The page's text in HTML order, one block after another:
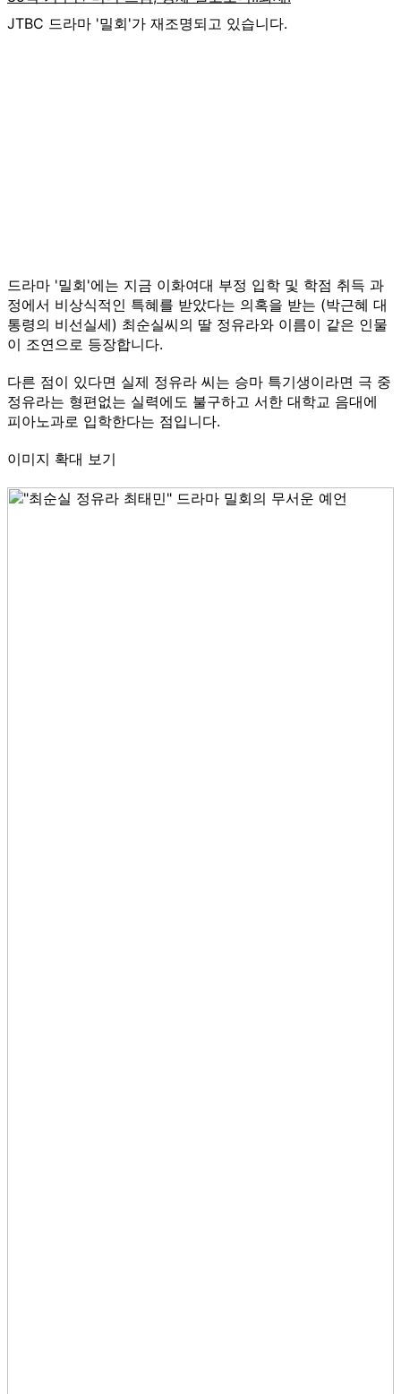
JTBC 드라마 '밀회'가 재조명되고 있습니다.
드라마 '밀회'에는 지금 이화여대 부정 입학 및 학점 취득 과
정에서 비상식적인 특혜를 받았다는 의혹을 받는 (박근혜 대
통령의 비선실세) 최순실씨의 딸 정유라와 이름이 같은 인물
이 조연으로 등장합니다.
다른 점이 있다면 실제 정유라 씨는 승마 특기생이라면 극 중
정유라는 형편없는 실력에도 불구하고 서한 대학교 음대에
피아노과로 입학한다는 점입니다.
이미지 확대 보기